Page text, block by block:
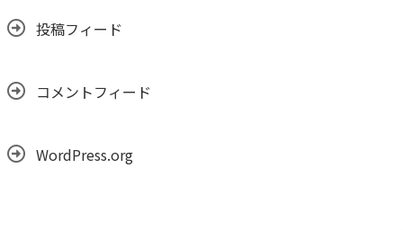
投稿フィード
コメントフィード
WordPress.org